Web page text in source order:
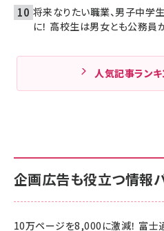
将来なりたい職業、男子中
に！ 高校生は男女とも公務員
人気記事ランキ
企画広告も役立つ情報バ
10万ページを8,000に激減！ 富士